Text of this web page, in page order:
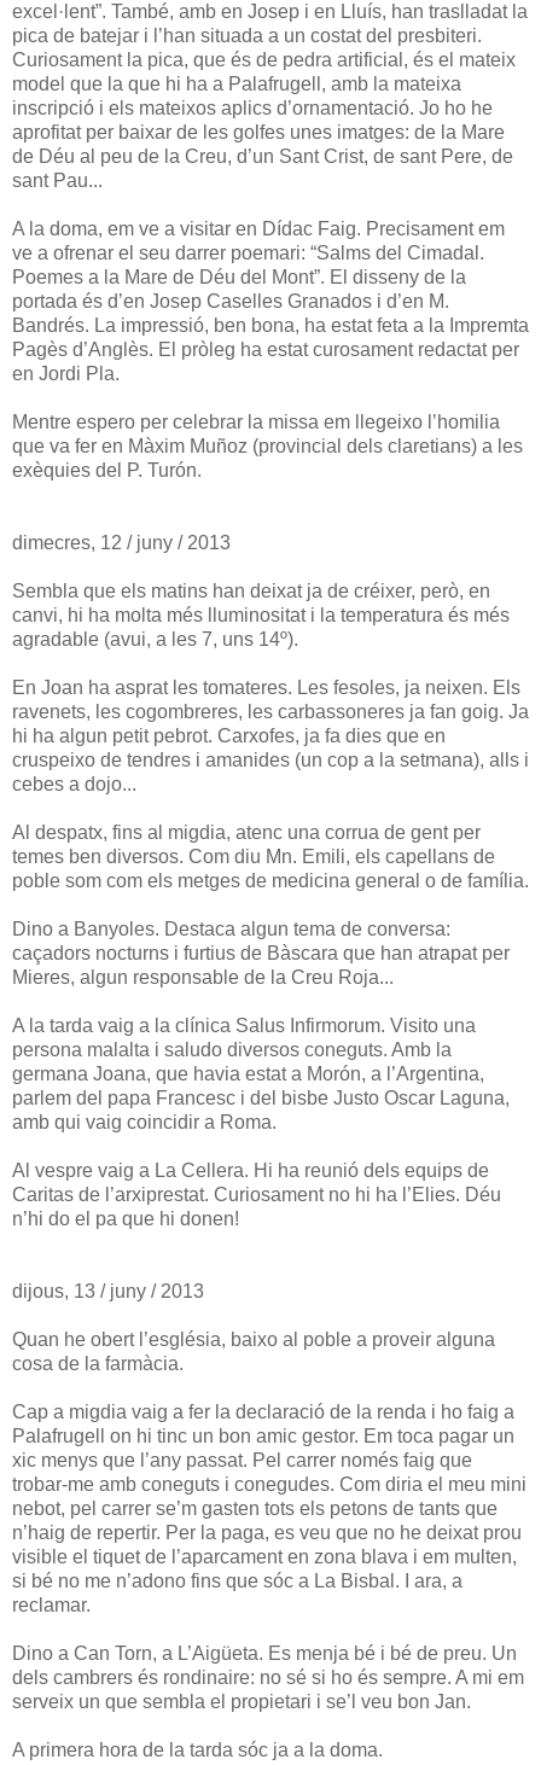
excel·lent”. També, amb en Josep i en Lluís, han traslladat la
pica de batejar i l’han situada a un costat del presbiteri.
Curiosament la pica, que és de pedra artificial, és el mateix
model que la que hi ha a Palafrugell, amb la mateixa
inscripció i els mateixos aplics d’ornamentació. Jo ho he
aprofitat per baixar de les golfes unes imatges: de la Mare
de Déu al peu de la Creu, d’un Sant Crist, de sant Pere, de
sant Pau...
A la doma, em ve a visitar en Dídac Faig. Precisament em
ve a ofrenar el seu darrer poemari: “Salms del Cimadal.
Poemes a la Mare de Déu del Mont”. El disseny de la
portada és d’en Josep Caselles Granados i d’en M.
Bandrés. La impressió, ben bona, ha estat feta a la Impremta
Pagès d’Anglès. El pròleg ha estat curosament redactat per
en Jordi Pla.
Mentre espero per celebrar la missa em llegeixo l’homilia
que va fer en Màxim Muñoz (provincial dels claretians) a les
exèquies del P. Turón.
dimecres, 12 / juny / 2013
Sembla que els matins han deixat ja de créixer, però, en
canvi, hi ha molta més lluminositat i la temperatura és més
agradable (avui, a les 7, uns 14º).
En Joan ha asprat les tomateres. Les fesoles, ja neixen. Els
ravenets, les cogombreres, les carbassoneres ja fan goig. Ja
hi ha algun petit pebrot. Carxofes, ja fa dies que en
cruspeixo de tendres i amanides (un cop a la setmana), alls i
cebes a dojo...
Al despatx, fins al migdia, atenc una corrua de gent per
temes ben diversos. Com diu Mn. Emili, els capellans de
poble som com els metges de medicina general o de família.
Dino a Banyoles. Destaca algun tema de conversa:
caçadors nocturns i furtius de Bàscara que han atrapat per
Mieres, algun responsable de la Creu Roja...
A la tarda vaig a la clínica Salus Infirmorum. Visito una
persona malalta i saludo diversos coneguts. Amb la
germana Joana, que havia estat a Morón, a l’Argentina,
parlem del papa Francesc i del bisbe Justo Oscar Laguna,
amb qui vaig coincidir a Roma.
Al vespre vaig a La Cellera. Hi ha reunió dels equips de
Caritas de l’arxiprestat. Curiosament no hi ha l’Elies. Déu
n’hi do el pa que hi donen!
dijous, 13 / juny / 2013
Quan he obert l’església, baixo al poble a proveir alguna
cosa de la farmàcia.
Cap a migdia vaig a fer la declaració de la renda i ho faig a
Palafrugell on hi tinc un bon amic gestor. Em toca pagar un
xic menys que l’any passat. Pel carrer només faig que
trobar-me amb coneguts i conegudes. Com diria el meu mini
nebot, pel carrer se’m gasten tots els petons de tants que
n’haig de repertir. Per la paga, es veu que no he deixat prou
visible el tiquet de l’aparcament en zona blava i em multen,
si bé no me n’adono fins que sóc a La Bisbal. I ara, a
reclamar.
Dino a Can Torn, a L’Aigüeta. Es menja bé i bé de preu. Un
dels cambrers és rondinaire: no sé si ho és sempre. A mi em
serveix un que sembla el propietari i se’l veu bon Jan.
A primera hora de la tarda sóc ja a la doma.